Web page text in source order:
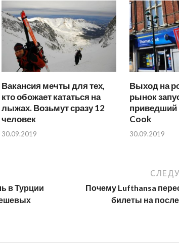
Вакансия мечты для тех,
кто обожает кататься на
лыжах. Возьмут сразу 12
человек
30.09.2019
Выход на
рынок
приведший
Cook
30.09.2019
в Турции
Почему Lufthansa
билеты на